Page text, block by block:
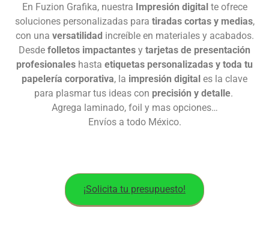
En Fuzion Grafika, nuestra Impresión digitalte ofrece
soluciones personalizadas para tiradas cortas y medias,
con una versatilidad increíble en materiales y acabados.
Desde folletos impactantes y tarjetas de presentación
profesionales hasta etiquetas personalizadas y toda tu
papelería corporativa, la impresión digital es la clave
para plasmar tus ideas con precisión y detalle.
Agrega laminado, foil y mas opciones…
Envíos a todo México.
¡Solicita tu presupuesto!